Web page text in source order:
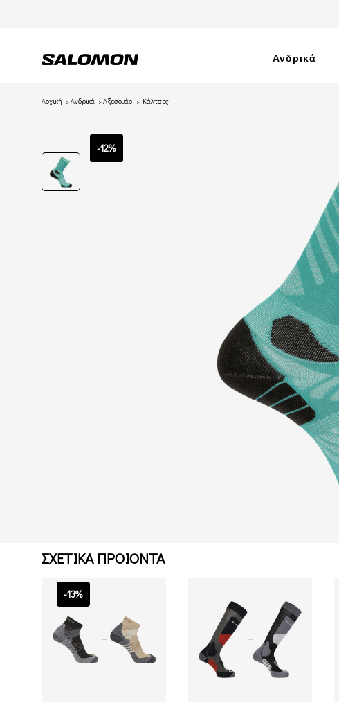
Ανδρικά
Αρχική Ανδρικά Αξεσουάρ Κάλτσες
-12%
ΣΧΕΤΙΚΑ ΠΡΟΙΟΝΤΑ
-13%